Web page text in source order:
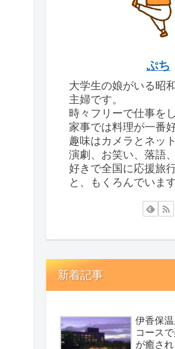
ぷち
大学生の娘がいる昭
主婦です。
時々フリーで仕事を
家事では料理が一番
趣味はカメラとネッ
演劇、お笑い、落語
好きで全国に応援旅
と、もくろんでいます
新着記事
伊香保
コース
が癒さ